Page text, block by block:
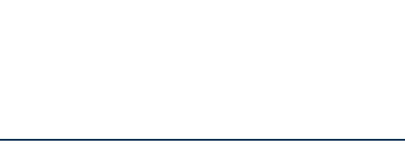
り上げてくれたから」（40代女性／神奈川県）などの声